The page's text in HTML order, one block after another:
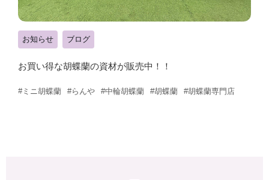
お知らせ ブログ
お買い得な胡蝶蘭の資材が販売中！！
#ミニ胡蝶蘭 #らんや #中輪胡蝶蘭 #胡蝶蘭 #胡蝶蘭専門店